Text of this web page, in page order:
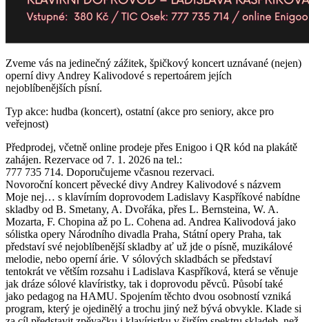
Zveme vás na jedinečný zážitek, špičkový koncert uznávané (nejen)
operní divy Andrey Kalivodové s repertoárem jejích
nejoblíbenějších písní.
Typ akce: hudba (koncert), ostatní (akce pro seniory, akce pro
veřejnost)
Předprodej, včetně online prodeje přes Enigoo i QR kód na plakátě
zahájen. Rezervace od 7. 1. 2026 na tel.:
777 735 714. Doporučujeme včasnou rezervaci.
Novoroční koncert pěvecké divy Andrey Kalivodové s názvem
Moje nej… s klavírním doprovodem Ladislavy Kaspříkové nabídne
skladby od B. Smetany, A. Dvořáka, přes L. Bernsteina, W. A.
Mozarta, F. Chopina až po L. Cohena ad. Andrea Kalivodová jako
sólistka opery Národního divadla Praha, Státní opery Praha, tak
představí své nejoblíbenější skladby ať už jde o písně, muzikálové
melodie, nebo operní árie. V sólových skladbách se představí
tentokrát ve větším rozsahu i Ladislava Kaspříková, která se věnuje
jak dráze sólové klavíristky, tak i doprovodu pěvců. Působí také
jako pedagog na HAMU. Spojením těchto dvou osobností vzniká
program, který je ojedinělý a trochu jiný než bývá obvykle. Klade si